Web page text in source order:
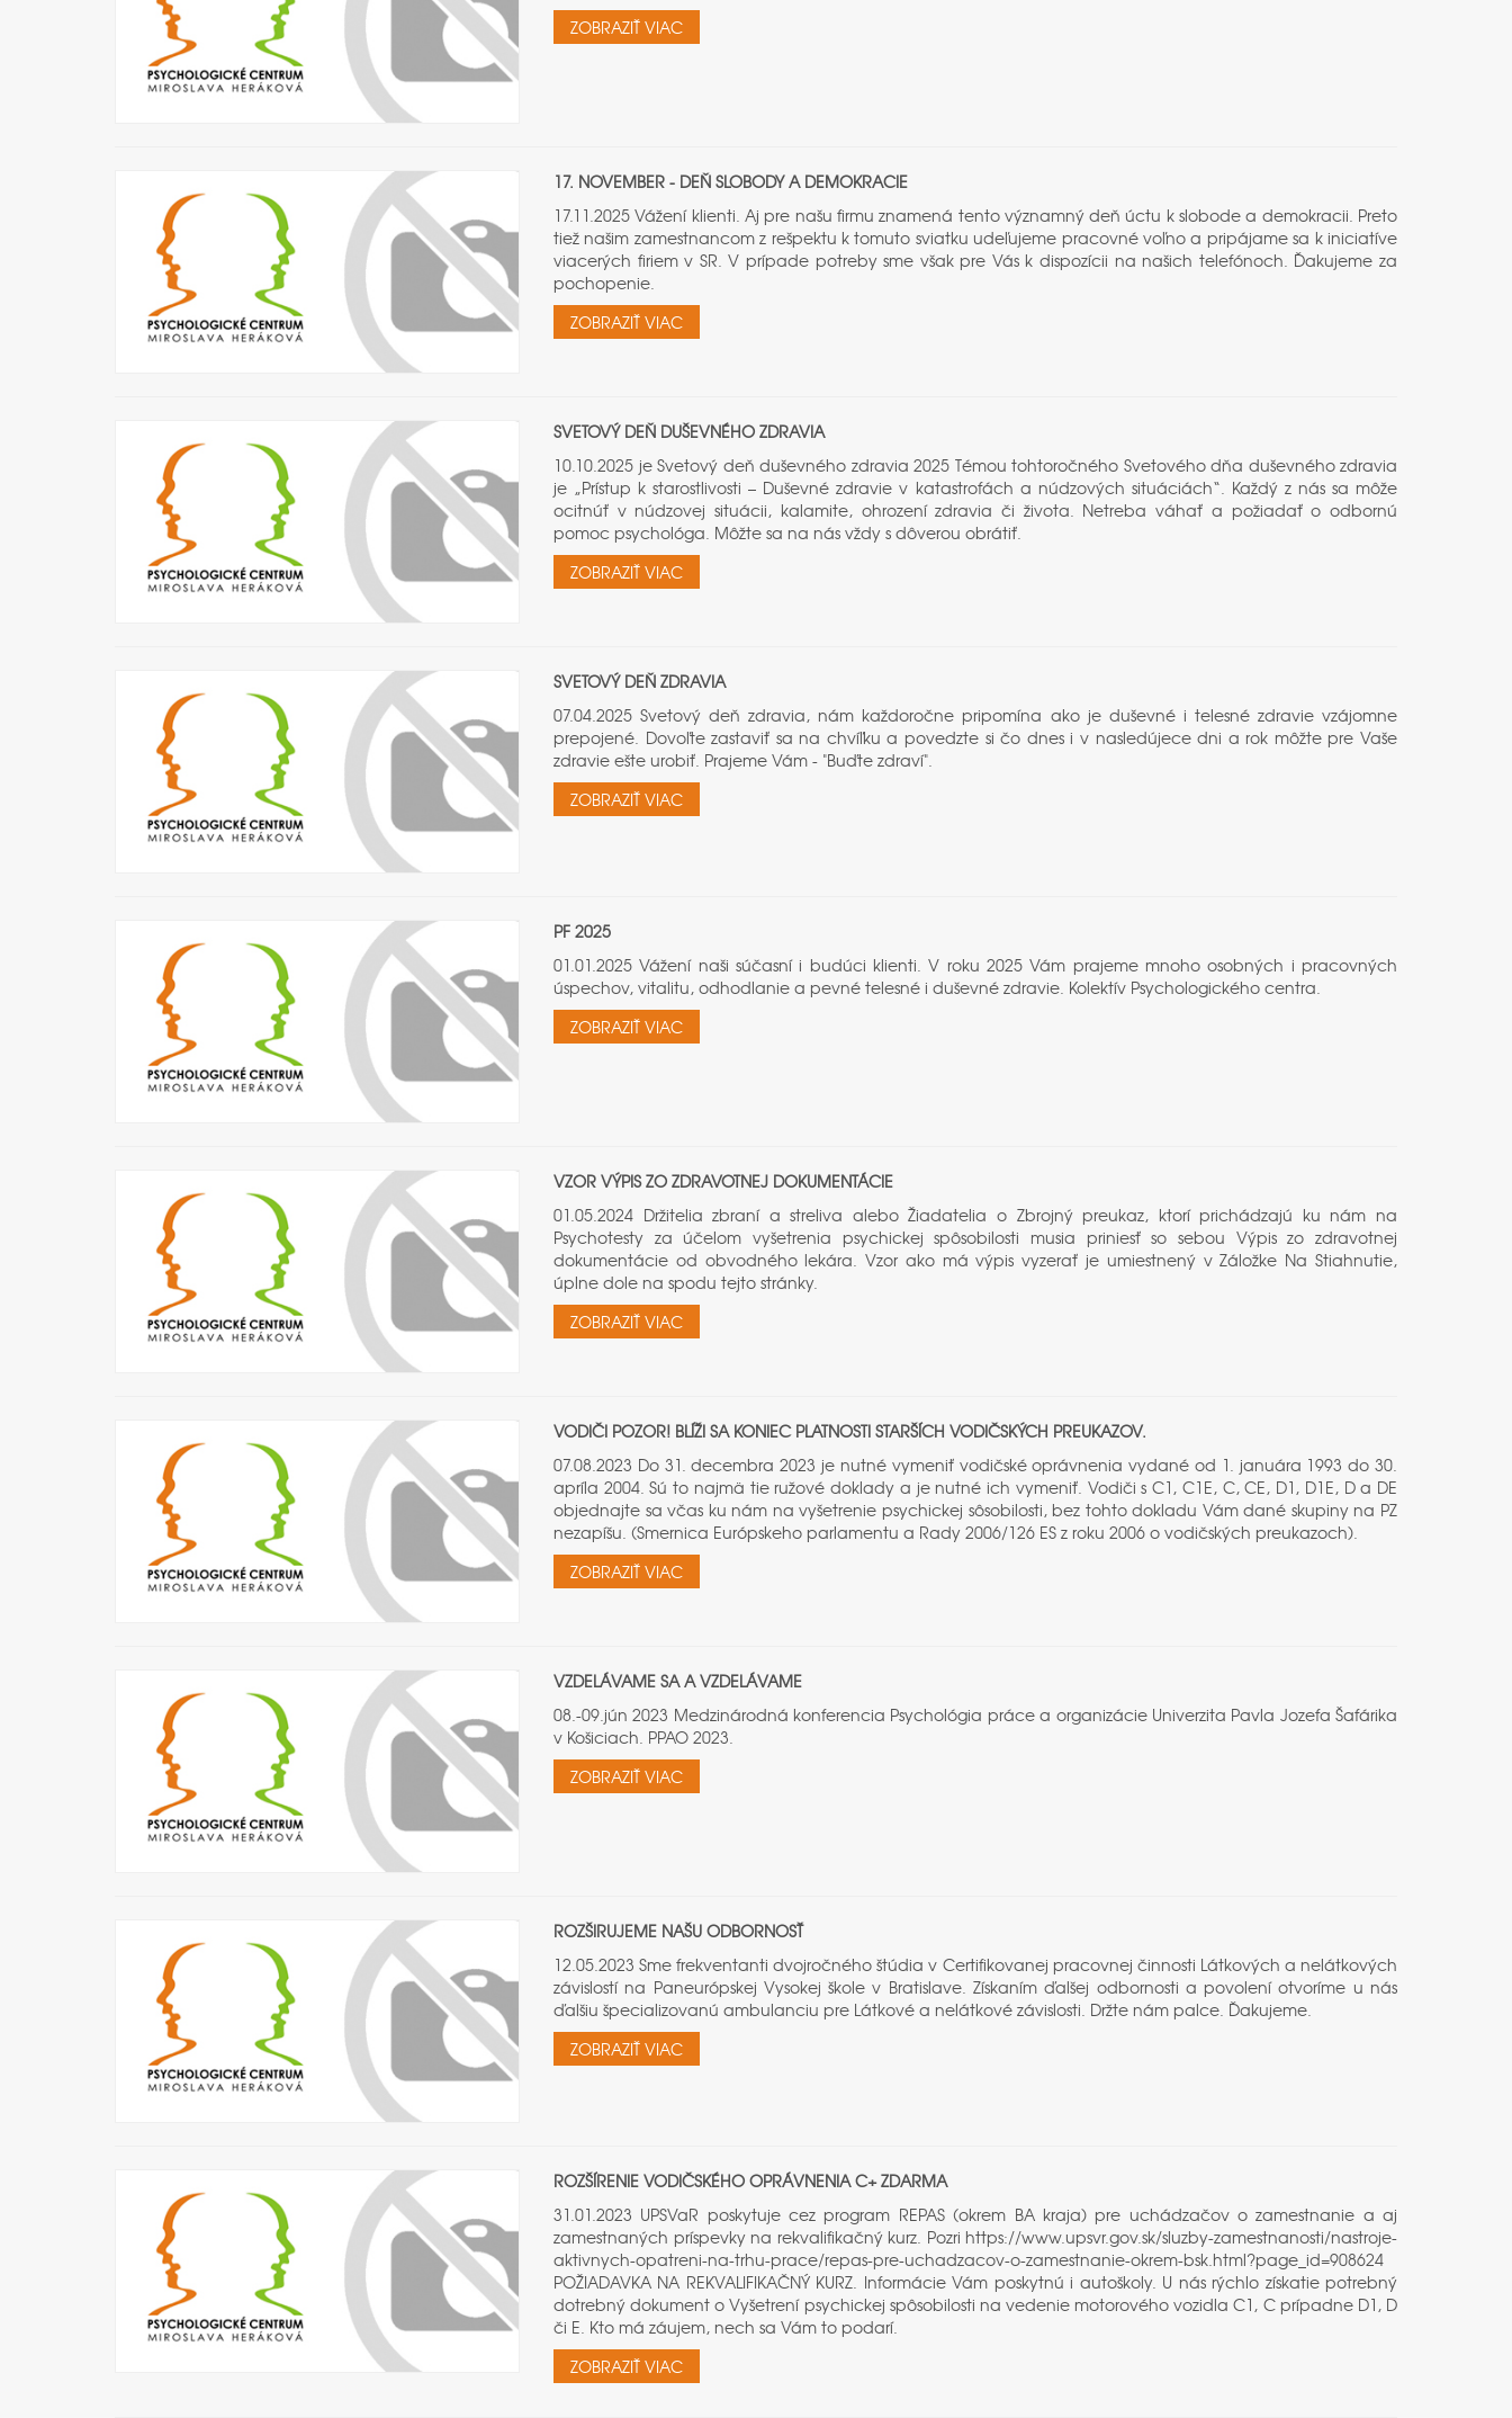
ZOBRAZIŤ VIAC
17. NOVEMBER - DEŇ SLOBODY A DEMOKRACIE
17.11.2025 Vážení klienti. Aj pre našu firmu znamená tento významný deň úctu k slobode a demokracii. Preto
tiež našim zamestnancom z rešpektu k tomuto sviatku udeľujeme pracovné voľno a pripájame sa k iniciatíve
viacerých firiem v SR. V prípade potreby sme však pre Vás k dispozícii na našich telefónoch. Ďakujeme za
pochopenie.
ZOBRAZIŤ VIAC
SVETOVÝ DEŇ DUŠEVNÉHO ZDRAVIA
10.10.2025 je Svetový deň duševného zdravia 2025 Témou tohtoročného Svetového dňa duševného zdravia
je „Prístup k starostlivosti – Duševné zdravie v katastrofách a núdzových situáciách“. Každý z nás sa môže
ocitnúť v núdzovej situácii, kalamite, ohrození zdravia či života. Netreba váhať a požiadať o odbornú
pomoc psychológa. Môžte sa na nás vždy s dôverou obrátiť.
ZOBRAZIŤ VIAC
SVETOVÝ DEŇ ZDRAVIA
07.04.2025 Svetový deň zdravia, nám každoročne pripomína ako je duševné i telesné zdravie vzájomne
prepojené. Dovoľte zastaviť sa na chvíľku a povedzte si čo dnes i v nasledújece dni a rok môžte pre Vaše
zdravie ešte urobiť. Prajeme Vám - "Buďte zdraví".
ZOBRAZIŤ VIAC
PF 2025
01.01.2025 Vážení naši súčasní i budúci klienti. V roku 2025 Vám prajeme mnoho osobných i pracovných
úspechov, vitalitu, odhodlanie a pevné telesné i duševné zdravie. Kolektív Psychologického centra.
ZOBRAZIŤ VIAC
VZOR VÝPIS ZO ZDRAVOTNEJ DOKUMENTÁCIE
01.05.2024 Držitelia zbraní a streliva alebo Žiadatelia o Zbrojný preukaz, ktorí prichádzajú ku nám na
Psychotesty za účelom vyšetrenia psychickej spôsobilosti musia priniesť so sebou Výpis zo zdravotnej
dokumentácie od obvodného lekára. Vzor ako má výpis vyzerať je umiestnený v Záložke Na Stiahnutie,
úplne dole na spodu tejto stránky.
ZOBRAZIŤ VIAC
VODIČI POZOR! BLÍŽI SA KONIEC PLATNOSTI STARŠÍCH VODIČSKÝCH PREUKAZOV.
07.08.2023 Do 31. decembra 2023 je nutné vymeniť vodičské oprávnenia vydané od 1. januára 1993 do 30.
apríla 2004. Sú to najmä tie ružové doklady a je nutné ich vymeniť. Vodiči s C1, C1E, C, CE, D1, D1E, D a DE
objednajte sa včas ku nám na vyšetrenie psychickej sôsobilosti, bez tohto dokladu Vám dané skupiny na PZ
nezapíšu. (Smernica Európskeho parlamentu a Rady 2006/126 ES z roku 2006 o vodičských preukazoch).
ZOBRAZIŤ VIAC
VZDELÁVAME SA A VZDELÁVAME
08.-09.jún 2023 Medzinárodná konferencia Psychológia práce a organizácie Univerzita Pavla Jozefa Šafárika
v Košiciach. PPAO 2023.
ZOBRAZIŤ VIAC
ROZŠIRUJEME NAŠU ODBORNOSŤ
12.05.2023 Sme frekventanti dvojročného štúdia v Certifikovanej pracovnej činnosti Látkových a nelátkových
závislostí na Paneurópskej Vysokej škole v Bratislave. Získaním ďalšej odbornosti a povolení otvoríme u nás
ďalšiu špecializovanú ambulanciu pre Látkové a nelátkové závislosti. Držte nám palce. Ďakujeme.
ZOBRAZIŤ VIAC
ROZŠÍRENIE VODIČSKÉHO OPRÁVNENIA C+ ZDARMA
31.01.2023 UPSVaR poskytuje cez program REPAS (okrem BA kraja) pre uchádzačov o zamestnanie a aj
zamestnaných príspevky na rekvalifikačný kurz. Pozri https://www.upsvr.gov.sk/sluzby-zamestnanosti/nastroje-
aktivnych-opatreni-na-trhu-prace/repas-pre-uchadzacov-o-zamestnanie-okrem-bsk.html?page_id=908624
POŽIADAVKA NA REKVALIFIKAČNÝ KURZ. Informácie Vám poskytnú i autoškoly. U nás rýchlo získatie potrebný
dotrebný dokument o Vyšetrení psychickej spôsobilosti na vedenie motorového vozidla C1, C prípadne D1, D
či E. Kto má záujem, nech sa Vám to podarí.
ZOBRAZIŤ VIAC